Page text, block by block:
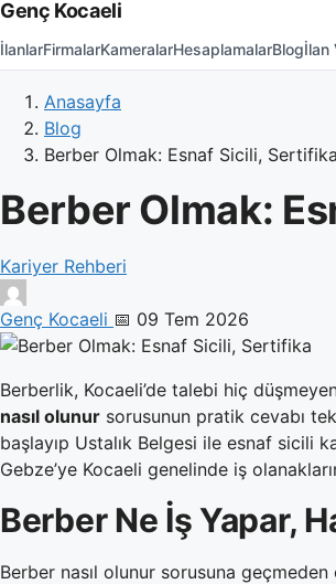
Genç Kocaeli
İlanlarFirmalarKameralarHesaplamalarBlogİlan
Anasayfa
Blog
Berber Olmak: Esnaf Sicili, Sertifika
Berber Olmak:
Kariyer Rehberi
Genç Kocaeli 📅 09 Tem 2026
Berberlik, Kocaeli’de talebi hiç
nasıl olunur sorusunun pratik cevabı
başlayıp Ustalık Belgesi ile esnaf sicili
Gebze’ye Kocaeli genelinde iş
Berber Ne İş Yapar,
Berber nasıl olunur sorusuna